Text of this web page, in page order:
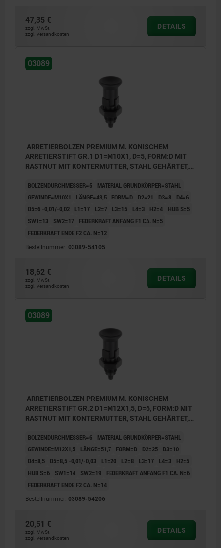
47,35 €
zzgl. MwSt.
zzgl. Versandkosten
DETAILS
03089
ARRETIERBOLZEN PREMIUM M. KONISCHEM
ARRETIERSTIFT GR.1 D1=M10X1, D=5, FORM:D MIT
RASTNUT MIT KONTERMUTTER, STAHL GEHÄRTET,
SCHWARZGRAU RAL7021
BOLZENDURCHMESSER=5
MATERIAL GRUNDKÖRPER=STAHL
GEWINDE=M10X1
LÄNGE=43,5 FORM=D D2=21 D3=8
D4=6
D5=6 -0,01/-0,02
L1=17 L2=7 L3=15 L4=3 H2=4
HUB S=5
SW1=13
SW2=17
FEDERKRAFT ANFANG F1 CA. N=5
FEDERKRAFT ENDE F2 CA. N=12
Bestellnummer: 03089-54105
18,62 €
zzgl. MwSt.
zzgl. Versandkosten
DETAILS
03089
ARRETIERBOLZEN PREMIUM M. KONISCHEM
ARRETIERSTIFT GR.2 D1=M12X1,5, D=6, FORM:D MIT
RASTNUT MIT KONTERMUTTER, STAHL GEHÄRTET,
SCHWARZGRAU RAL7021
BOLZENDURCHMESSER=6
MATERIAL GRUNDKÖRPER=STAHL
GEWINDE=M12X1,5
LÄNGE=51,7 FORM=D D2=25
D3=10
D4=8,5
D5=8,5 -0,01/-0,03 L1=20 L2=8 L3=17 L4=3
H2=5
HUB S=6
SW1=14 SW2=19
FEDERKRAFT ANFANG F1 CA. N=6
FEDERKRAFT ENDE F2 CA. N=14
Bestellnummer: 03089-54206
20,51 €
zzgl. MwSt.
zzgl. Versandkosten
DETAILS